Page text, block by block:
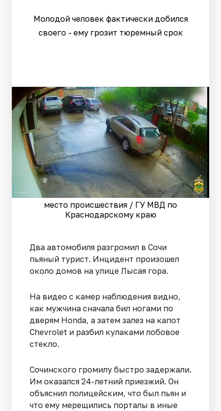
Молодой человек фактически добился
своего - ему грозит тюремный срок
место происшествия / ГУ МВД по
Краснодарскому краю
Два автомобиля разгромил в Сочи
пьяный турист. Инцидент произошел
около домов на улице Лысая гора.
На видео с камер наблюдения видно,
как мужчина сначала бил ногами по
дверям Honda, а затем залез на капот
Chevrolet и разбил кулаками лобовое
стекло.
Сочинского громилу быстро задержали.
Им оказался 24-летний приезжий. Он
объяснил полицейским, что был пьян и
что ему мерещились порталы в иные